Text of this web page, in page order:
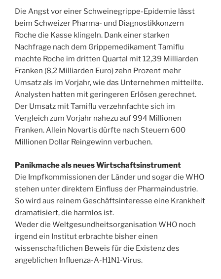
Die Angst vor einer Schweinegrippe-Epidemie lässt
beim Schweizer Pharma- und Diagnostikkonzern
Roche die Kasse klingeln. Dank einer starken
Nachfrage nach dem Grippemedikament Tamiflu
machte Roche im dritten Quartal mit 12,39 Milliarden
Franken (8,2 Milliarden Euro) zehn Prozent mehr
Umsatz als im Vorjahr, wie das Unternehmen mitteilte.
Analysten hatten mit geringeren Erlösen gerechnet.
Der Umsatz mit Tamiflu verzehnfachte sich im
Vergleich zum Vorjahr nahezu auf 994 Millionen
Franken. Allein Novartis dürfte nach Steuern 600
Millionen Dollar Reingewinn verbuchen.
Panikmache als neues Wirtschaftsinstrument
Die Impfkommissionen der Länder und sogar die WHO
stehen unter direktem Einfluss der Pharmaindustrie.
So wird aus reinem Geschäftsinteresse eine Krankheit
dramatisiert, die harmlos ist.
Weder die Weltgesundheitsorganisation WHO noch
irgend ein Institut erbrachte bisher einen
wissenschaftlichen Beweis für die Existenz des
angeblichen Influenza-A-H1N1-Virus.